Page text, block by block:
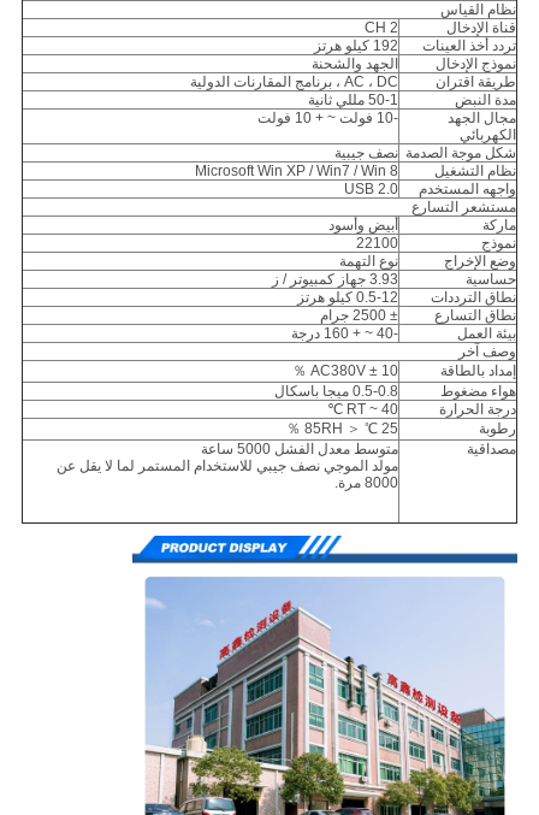
نظام القياس
قناة الإدخال
2 CH
تردد أخذ العينات
192 كيلو هرتز
نموذج الإدخال
الجهد والشحنة
طريقة اقتران
AC ، DC ، برنامج المقارنات الدولية
مدة النبض
50-1 مللي ثانية
مجال الجهد
الكهربائي
-10 فولت ~ + 10 فولت
شكل موجة الصدمة نصف جيبية
نظام التشغيل
Microsoft Win XP / Win7 / Win 8
واجهه المستخدم
USB 2.0
مستشعر التسارع
ماركة
أبيض وأسود
نموذج
22100
وضع الإخراج
نوع التهمة
حساسية
3.93 جهاز كمبيوتر / ز
نطاق الترددات
0.5-12 كيلو هرتز
نطاق التسارع
± 2500 جرام
بيئة العمل
-40 ~ + 160 درجة
وصف آخر
إمداد بالطاقة
AC380V ± 10 ％
هواء مضغوط
0.5-0.8 ميجا باسكال
درجة الحرارة
RT ~ 40 ℃
رطوبة
25 ℃ ＜ 85RH ％
مصداقية
متوسط ​​معدل الفشل 5000 ساعة
مولد الموجي نصف جيبي للاستخدام المستمر لما لا يقل عن
8000 مرة.